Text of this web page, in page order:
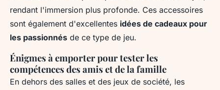
rendant l'immersion plus profonde. Ces accessoires
sont également d'excellentes idées de cadeaux pour
les passionnés de ce type de jeu.
Énigmes à emporter pour tester les
compétences des amis et de la famille
En dehors des salles et des jeux de société, les